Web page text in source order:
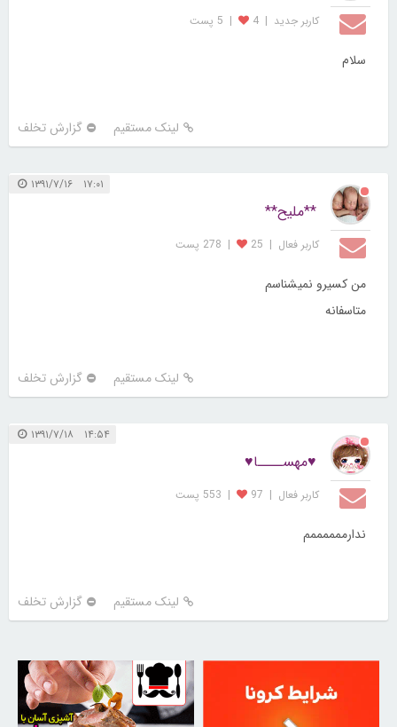
کاربر جديد |
4
| 5 پست
سلام
لینک مستقیم گزارش تخلف
۱۷:۰۱ ۱۳۹۱/۷/۱۶
**ملیح**
کاربر فعال |
25
| 278 پست
من کسیرو نمیشناسم
متاسفانه
لینک مستقیم گزارش تخلف
۱۴:۵۴ ۱۳۹۱/۷/۱۸
♥مهســــا♥
کاربر فعال |
97
| 553 پست
ندارممممممم
لینک مستقیم گزارش تخلف